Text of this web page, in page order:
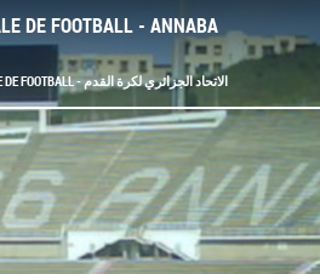
DE FOOTBALL - ANNABA
FÉDÉRATION ALGÉRIENNE DE FOOTBALL - الاتحاد الجزائري لكرة القدم